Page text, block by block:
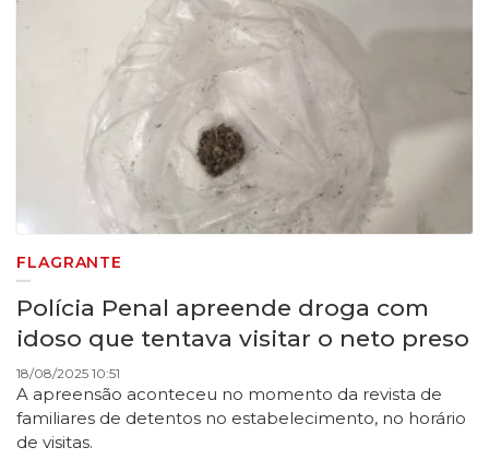
FLAGRANTE
Polícia Penal apreende droga com
idoso que tentava visitar o neto preso
18/08/2025 10:51
A apreensão aconteceu no momento da revista de
familiares de detentos no estabelecimento, no horário
de visitas.